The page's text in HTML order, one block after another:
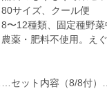
80サイズ、クール便
8〜12種類、固定種野
農薬・肥料不使用。え
セット内容（8/8付）